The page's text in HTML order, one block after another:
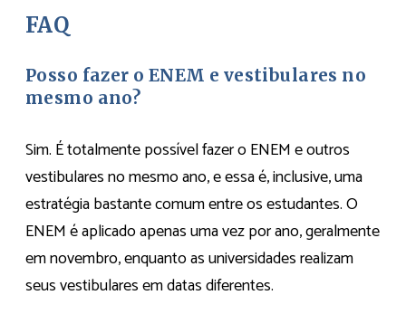
FAQ
Posso fazer o ENEM e vestibulares no
mesmo ano?
Sim. É totalmente possível fazer o ENEM e outros
vestibulares no mesmo ano, e essa é, inclusive, uma
estratégia bastante comum entre os estudantes. O
ENEM é aplicado apenas uma vez por ano, geralmente
em novembro, enquanto as universidades realizam
seus vestibulares em datas diferentes.